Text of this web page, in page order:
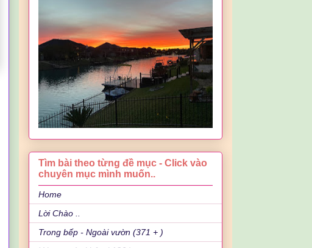
Tìm bài theo từng đề mục - Click vào
chuyên mục mình muốn..
Home
Lời Chào ..
Trong bếp - Ngoài vườn (371 + )